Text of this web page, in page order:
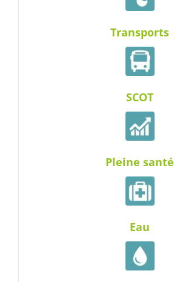
Transports
SCOT
Pleine santé
Eau